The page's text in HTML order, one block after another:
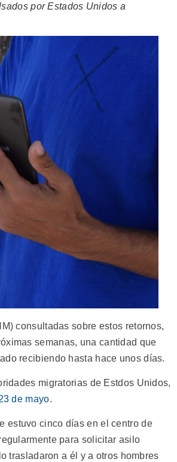
por Estados Unidos a
consultadas sobre estos retornos,
semanas, una cantidad que
recibiendo hasta hace unos días.
migratorias de Estdos Unidos,
de mayo.
estuvo cinco días en el centro de
para solicitar asilo
trasladaron a él y a otros hombres